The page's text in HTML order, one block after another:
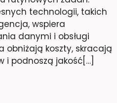
technologii, takich
wspiera
danymi i obsługi
obniżają koszty, skracają
i podnoszą jakość[…]